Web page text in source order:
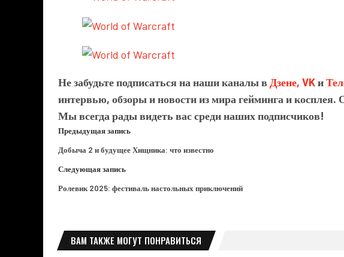
Не забудьте подписаться на наши каналы в Дзене, VKи
интервью, обзоры и новости из мира гейминга и косплея.
Мы всегда рады видеть вас среди наших подписчиков!
Предыдущая запись
Добыча 2 и будущее Хищника: что известно
Следующая запись
Ролевик 2025: фестиваль настольных приключений
ВАМ ТАКЖЕ МОГУТ ПОНРАВИТЬСЯ